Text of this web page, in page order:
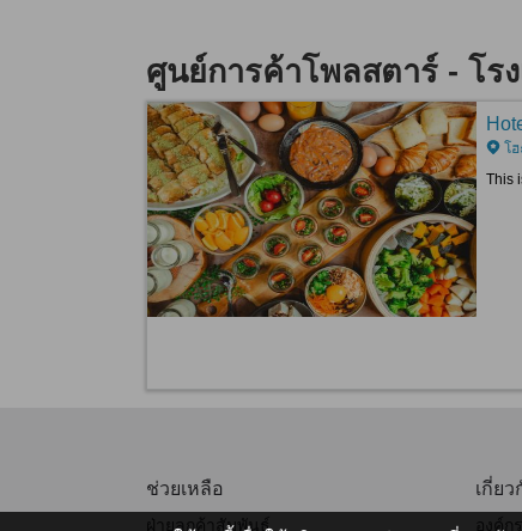
ศูนย์การค้าโพลสตาร์ - โร
โ
This
ช่วยเหลือ
ฝ่ายลูกค้าสัมพันธ์
เกี่ยว
องค์กร